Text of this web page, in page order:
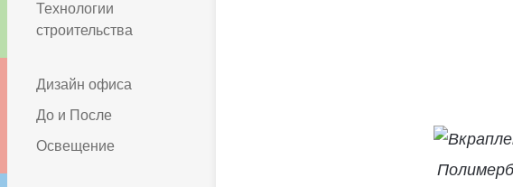
Технологии
строительства
Дизайн офиса
До и После
Освещение